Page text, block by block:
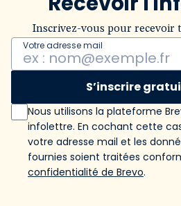
Inscrivez-vous pour recevoir
Votre adresse mail
S’inscrire
Nous utilisons la plateforme
infolettre. En cochant cette
votre adresse mail et les
fournies soient traitées
confidentialité de Brevo.